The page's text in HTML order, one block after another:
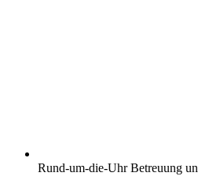
Rund-um-die-Uhr Betreuung